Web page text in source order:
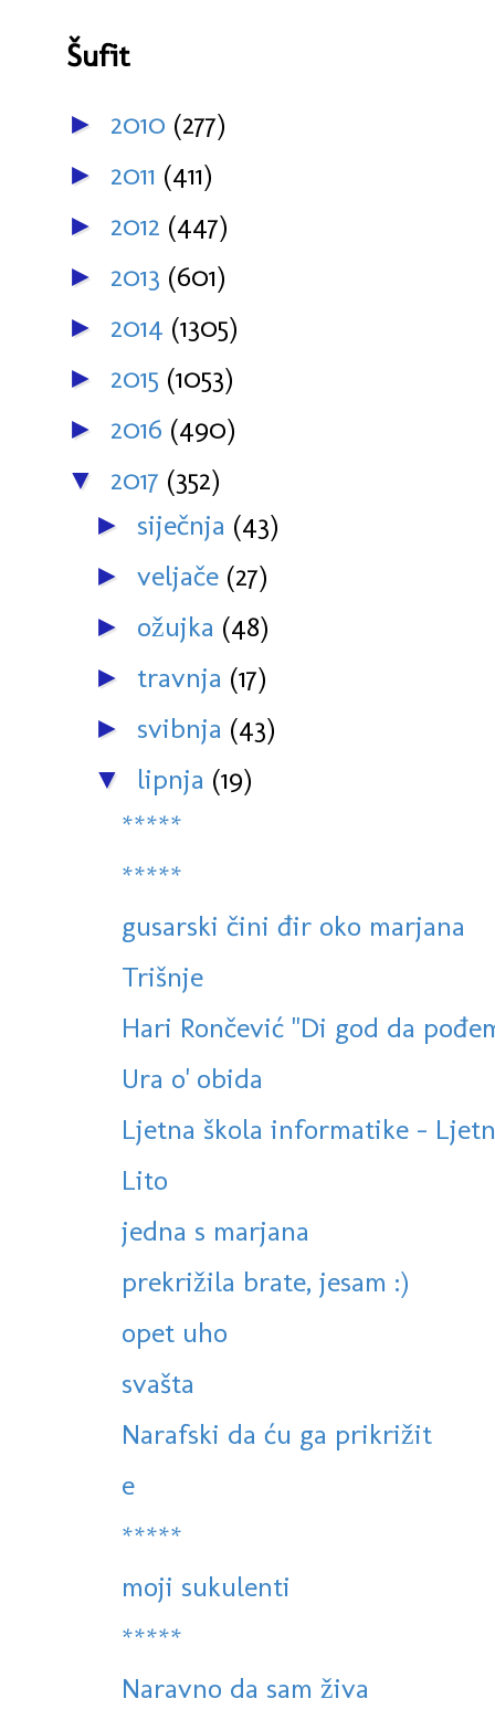
Šufit
► 2010 (277)
► 2011 (411)
► 2012 (447)
► 2013 (601)
► 2014 (1305)
► 2015 (1053)
► 2016 (490)
▼ 2017 (352)
► siječnja (43)
► veljače (27)
► ožujka (48)
► travnja (17)
► svibnja (43)
▼ lipnja (19)
*****
*****
gusarski čini đir oko marjana
Trišnje
Hari Rončević "Di god da
Ura o' obida
Ljetna škola informatike -
Lito
jedna s marjana
prekrižila brate, jesam :)
opet uho
svašta
Narafski da ću ga prikrižit
e
*****
moji sukulenti
*****
Naravno da sam živa